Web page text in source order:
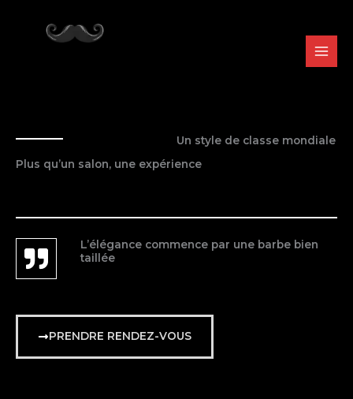
Un style de classe mondiale
Plus qu’un salon, une expérience
L’élégance commence par une barbe bien
taillée
PRENDRE RENDEZ-VOUS